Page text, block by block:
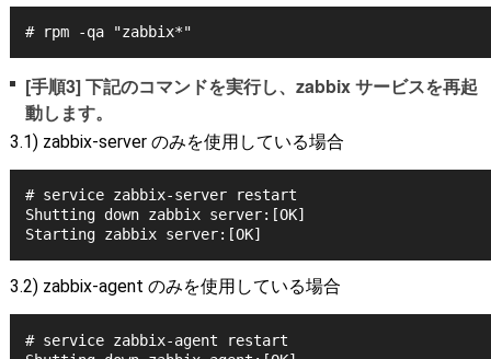
# rpm -qa "zabbix*"
[手順3] 下記のコマンドを実行し、zabbix サービスを再起
動します。
3.1) zabbix-server のみを使用している場合
# service zabbix-server restart
Shutting down zabbix server:[OK]
Starting zabbix server:[OK]
3.2) zabbix-agent のみを使用している場合
# service zabbix-agent restart